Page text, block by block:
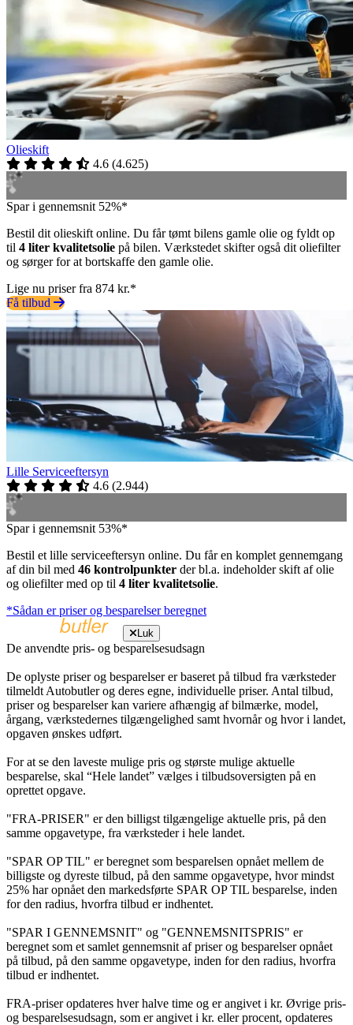
Olieskift
4.6 (4.625)
Spar i gennemsnit 52%*
Bestil dit olieskift online. Du får tømt bilens gamle olie og fyldt op
til 4 liter kvalitetsolie på bilen. Værkstedet skifter også dit oliefilter
og sørger for at bortskaffe den gamle olie.
Lige nu priser fra 874 kr.*
Få tilbud
Lille Serviceeftersyn
4.6 (2.944)
Spar i gennemsnit 53%*
Bestil et lille serviceeftersyn online. Du får en komplet gennemgang
af din bil med 46 kontrolpunkter der bl.a. indeholder skift af olie
og oliefilter med op til 4 liter kvalitetsolie.
*Sådan er priser og besparelser beregnet
Luk
De anvendte pris- og besparelsesudsagn
De oplyste priser og besparelser er baseret på tilbud fra værksteder
tilmeldt Autobutler og deres egne, individuelle priser. Antal tilbud,
priser og besparelser kan variere afhængig af bilmærke, model,
årgang, værkstedernes tilgængelighed samt hvornår og hvor i landet,
opgaven ønskes udført.
For at se den laveste mulige pris og største mulige aktuelle
besparelse, skal “Hele landet” vælges i tilbudsoversigten på en
oprettet opgave.
"FRA-PRISER" er den billigst tilgængelige aktuelle pris, på den
samme opgavetype, fra værksteder i hele landet.
"SPAR OP TIL" er beregnet som besparelsen opnået mellem de
billigste og dyreste tilbud, på den samme opgavetype, hvor mindst
25% har opnået den markedsførte SPAR OP TIL besparelse, inden
for den radius, hvorfra tilbud er indhentet.
"SPAR I GENNEMSNIT" og "GENNEMSNITSPRIS" er
beregnet som et samlet gennemsnit af priser og besparelser opnået
på tilbud, på den samme opgavetype, inden for den radius, hvorfra
tilbud er indhentet.
FRA-priser opdateres hver halve time og er angivet i kr. Øvrige pris-
og besparelsesudsagn, som er angivet i kr. eller procent, opdateres